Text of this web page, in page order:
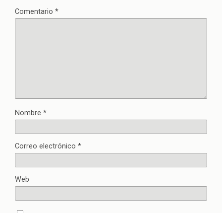
Comentario *
Nombre *
Correo electrónico *
Web